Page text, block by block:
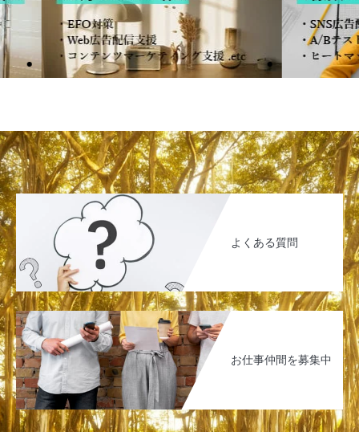
よくある質問
お仕事仲間を募集中